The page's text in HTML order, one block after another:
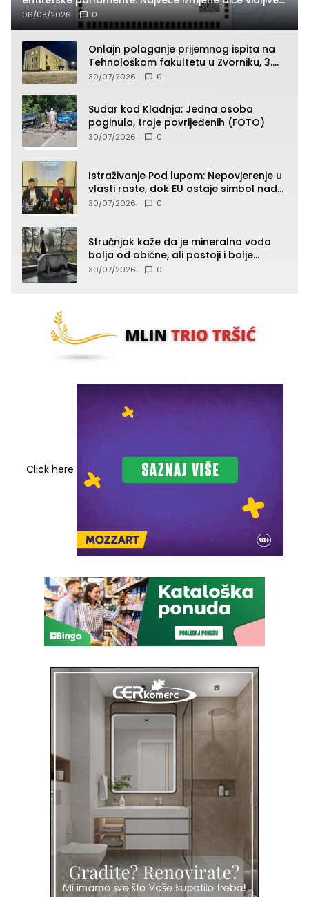
na njima
06/08/2026 0
Onlajn polaganje prijemnog ispita na
Tehnološkom fakultetu u Zvorniku, 3.
septembra u 9.00 časova
30/07/2026 0
Sudar kod Kladnja: Jedna osoba
poginula, troje povrijeđenih (FOTO)
30/07/2026 0
Istraživanje Pod lupom: Nepovjerenje u
vlasti raste, dok EU ostaje simbol nade
građana
30/07/2026 0
Stručnjak kaže da je mineralna voda
bolja od obične, ali postoji i bolje
rješenje
30/07/2026 0
Click here